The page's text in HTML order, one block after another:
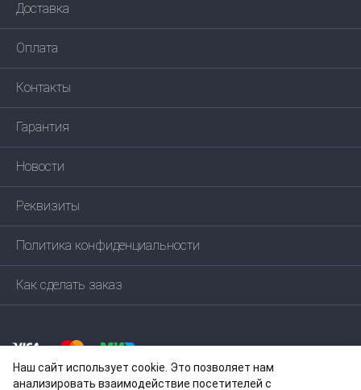
Наш сайт использует cookie. Это позволяет нам
анализировать взаимодействие посетителей с
Доставка
Оплата
Контакты
Гарантия
Новости
Реквизиты
Политика конфиденциальности
Как сделать заказ